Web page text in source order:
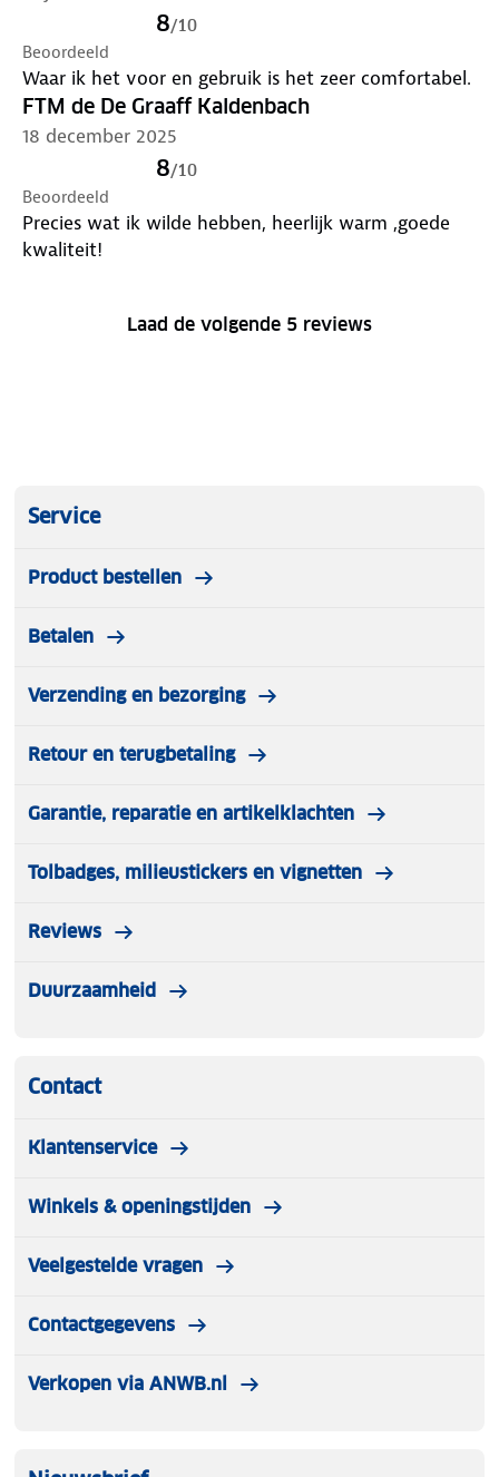
8/10
Beoordeeld
Waar ik het voor en gebruik is het zeer comfortabel.
FTM de De Graaff Kaldenbach
18 december 2025
8/10
Beoordeeld
Precies wat ik wilde hebben, heerlijk warm ,goede
kwaliteit!
Laad de volgende 5 reviews
Service
Product bestellen
Betalen
Verzending en bezorging
Retour en terugbetaling
Garantie, reparatie en artikelklachten
Tolbadges, milieustickers en vignetten
Reviews
Duurzaamheid
Contact
Klantenservice
Winkels & openingstijden
Veelgestelde vragen
Contactgegevens
Verkopen via ANWB.nl